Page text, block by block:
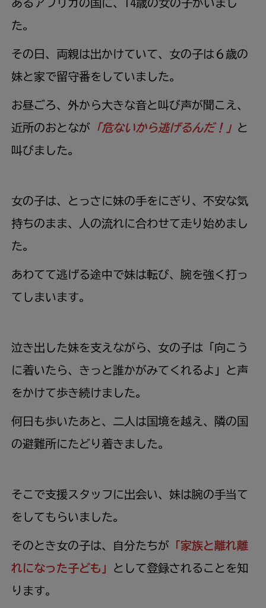
あるアフリカの国に、14歳の女の子がいまし
た。
その日、両親は出かけていて、女の子は６歳の
妹と家で留守番をしていました。
お昼ごろ、外から大きな音と叫び声が聞こえ、
近所のおとなが 「危ないから逃げるんだ！」 と
叫びました。
女の子は、とっさに妹の手をにぎり、不安な気
持ちのまま、人の流れに合わせて走り始めまし
た。
あわてて逃げる途中で妹は転び、腕を強く打っ
てしまいます。
泣き出した妹を支えながら、女の子は「向こう
に着いたら、きっと誰かがみてくれるよ」と声
をかけて歩き続けました。
何日も歩いたあと、二人は国境を越え、隣の国
の避難所にたどり着きました。
そこで支援スタッフに出会い、妹は腕の手当て
をしてもらいました。
そのとき女の子は、自分たちが 「家族と離れ離
れになった子ども」 として登録されることを知
ります。